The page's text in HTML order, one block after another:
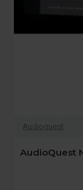
Audioquest
AudioQuest